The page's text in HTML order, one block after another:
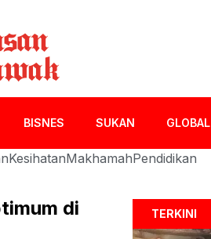
BISNES SUKAN GLOBAL
KesihatanMakhamahPendidikan
di
TERKINI